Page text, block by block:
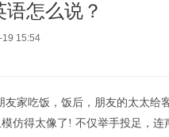
语怎么说？
15:54
友家吃饭，饭后，朋友的太太给
仿得太像了! 不仅举手投足，